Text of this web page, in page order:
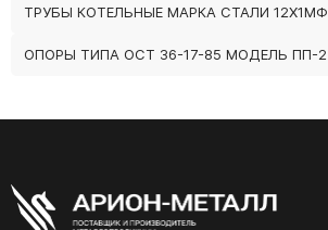
ТРУБЫ КОТЕЛЬНЫЕ МАРКА СТАЛИ 12Х1МФ
ОПОРЫ ТИПА ОСТ 36-17-85 МОДЕЛЬ ПП-2